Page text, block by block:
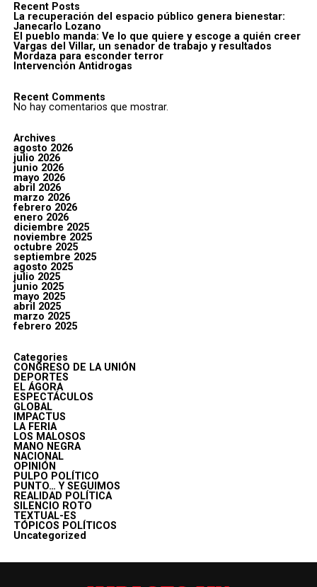
Recent Posts
La recuperación del espacio público genera bienestar:
Janecarlo Lozano
El pueblo manda: Ve lo que quiere y escoge a quién creer
Vargas del Villar, un senador de trabajo y resultados
Mordaza para esconder terror
Intervención Antidrogas
Recent Comments
No hay comentarios que mostrar.
Archives
agosto 2026
julio 2026
junio 2026
mayo 2026
abril 2026
marzo 2026
febrero 2026
enero 2026
diciembre 2025
noviembre 2025
octubre 2025
septiembre 2025
agosto 2025
julio 2025
junio 2025
mayo 2025
abril 2025
marzo 2025
febrero 2025
Categories
CONGRESO DE LA UNIÓN
DEPORTES
EL ÁGORA
ESPECTÁCULOS
GLOBAL
IMPACTUS
LA FERIA
LOS MALOSOS
MANO NEGRA
NACIONAL
OPINIÓN
PULPO POLÍTICO
PUNTO… Y SEGUIMOS
REALIDAD POLÍTICA
SILENCIO ROTO
TEXTUAL-ES
TÓPICOS POLÍTICOS
Uncategorized